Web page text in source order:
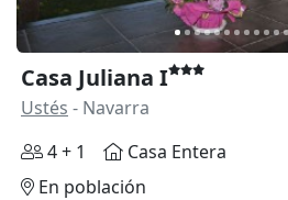
Casa Juliana I
Ustés - Navarra
4 + 1
Casa Entera
En población